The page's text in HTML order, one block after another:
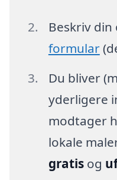
Beskriv din
formular
Du bliver
yderligere
modtager
lokale
gratisog